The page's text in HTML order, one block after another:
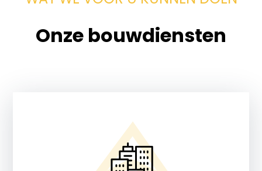
Onze bouwdiensten